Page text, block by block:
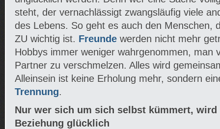
steht, der vernachlässigt zwangsläufig viele
des Lebens. So geht es auch den Menschen,
ZU wichtig ist. Freunde werden nicht mehr
Hobbys immer weniger wahrgenommen, man
Partner zu verschmelzen. Alles wird
Alleinsein ist keine Erholung mehr, sondern
Trennung.
Nur wer sich um sich selbst kümmert, wird
Beziehung glücklich